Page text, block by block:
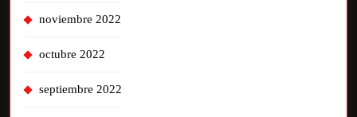
noviembre 2022
octubre 2022
septiembre 2022